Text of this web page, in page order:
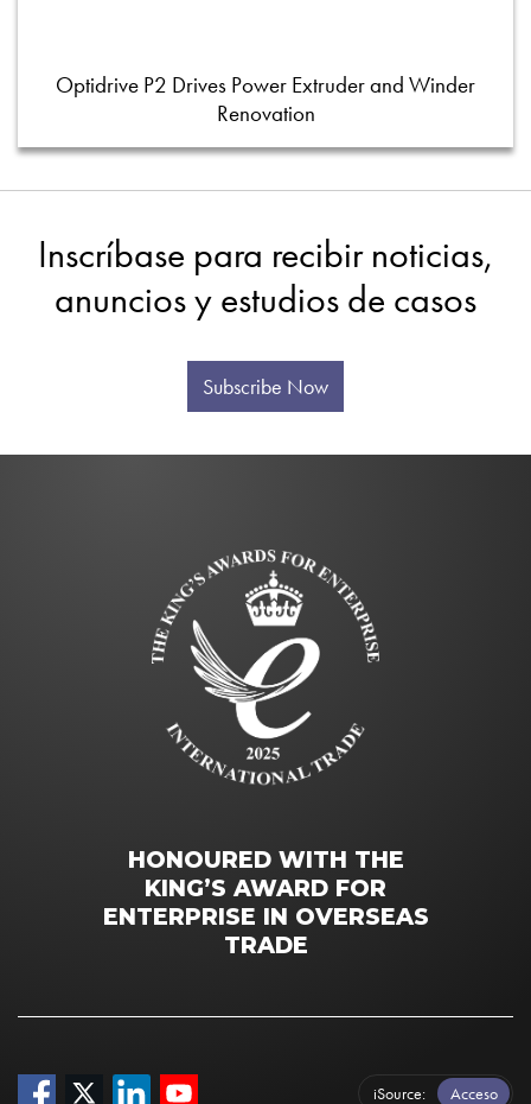
Optidrive P2 Drives Power Extruder and Winder
Renovation
Inscríbase para recibir noticias,
anuncios y estudios de casos
Subscribe Now
HONOURED WITH THE
KING’S AWARD FOR
ENTERPRISE IN OVERSEAS
TRADE
iSource Acceso